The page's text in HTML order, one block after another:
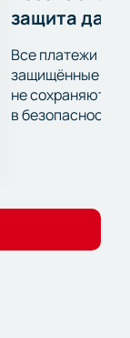
защита
Все платежи
защищённые
не сохраняются
в безопасности.